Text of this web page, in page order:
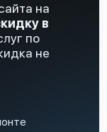
на
в
по
не